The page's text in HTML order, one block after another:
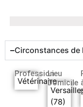
Circonstances de
Profession
Vétérinaire
Lieu
Domicile
(78)